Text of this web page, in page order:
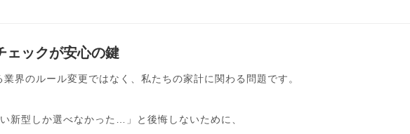
ェックが安心の鍵
界のルール変更ではなく、私たちの家計に関わる問題です。
新型しか選べなかった…」と後悔しないために、